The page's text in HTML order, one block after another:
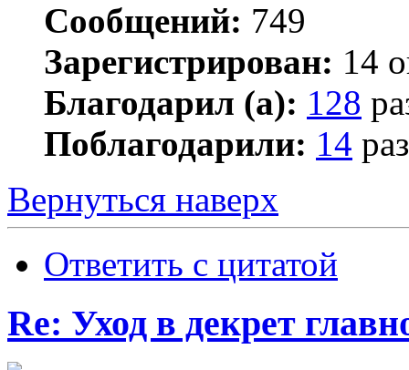
Сообщений: 749
Зарегистрирован: 14
Благодарил (а): 128
Поблагодарили: 14
Вернуться наверх
Ответить с цитатой
Re: Уход в декрет